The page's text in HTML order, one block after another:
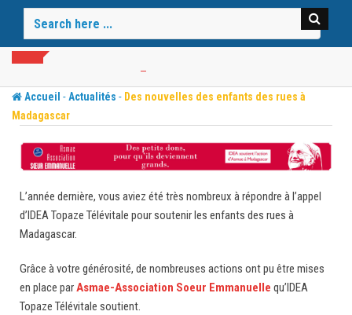
content
Accueil -Actualités - Des nouvelles des enfants des rues à
Madagascar
L’année dernière, vous aviez été très nombreux à répondre à l’appel
d’IDEA Topaze Télévitale pour soutenir les enfants des rues à
Madagascar.
Grâce à votre générosité, de nombreuses actions ont pu être mises
en place parAsmae-Association Soeur Emmanuelle qu’IDEA
Topaze Télévitale soutient.